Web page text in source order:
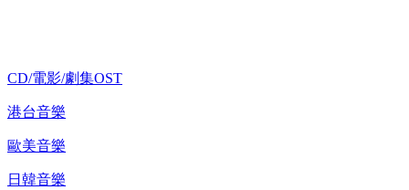
CD/電影/劇集OST
港台音樂
歐美音樂
日韓音樂